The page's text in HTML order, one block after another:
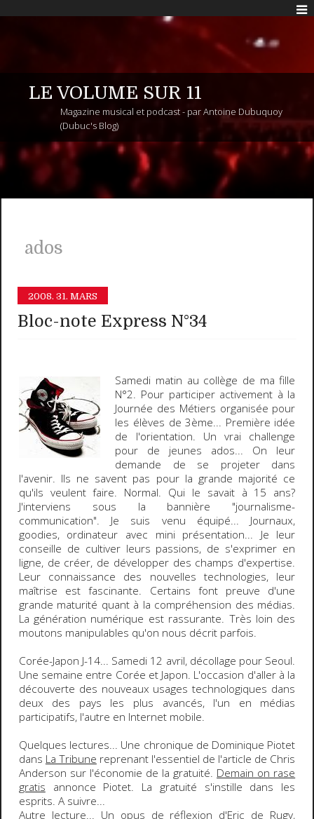
LE VOLUME SUR 11
Magazine musical et podcast - par Antoine Dubuquoy
(Dubuc's Blog)
ados
2008. 31. MARS
Bloc-note Express N°34
Samedi matin au collège de ma fille
N°2. Pour participer activement à la
Journée des Métiers organisée pour
les élèves de 3ème... Première idée
de l'orientation. Un vrai challenge
pour de jeunes ados... On leur
demande de se projeter dans
l'avenir. Ils ne savent pas pour la grande majorité ce
qu'ils veulent faire. Normal. Qui le savait à 15 ans?
J'interviens sous la bannière "journalisme-
communication". Je suis venu équipé... Journaux,
goodies, ordinateur avec mini présentation... Je leur
conseille de cultiver leurs passions, de s'exprimer en
ligne, de créer, de développer des champs d'expertise.
Leur connaissance des nouvelles technologies, leur
maîtrise est fascinante. Certains font preuve d'une
grande maturité quant à la compréhension des médias.
Lagénération numérique est rassurante. Très loin des
moutons manipulables qu'on nous décrit parfois.
Corée-Japon J-14... Samedi 12 avril, décollage pour Seoul.
Une semaine entre Corée et Japon. L'occasion d'aller à la
découverte des nouveaux usages technologiques dans
deux des pays les plus avancés, l'un en médias
participatifs, l'autre en Internet mobile.
Quelques lectures... Une chronique de Dominique Piotet
dans La Tribune reprenant l'essentiel de l'article de Chris
Anderson sur l'économie de la gratuité. Demain on rase
gratis annonce Piotet. La gratuité s'instille dans les
esprits. A suivre...
Autre lecture... Un opus de réflexion d'Eric de Rugy,